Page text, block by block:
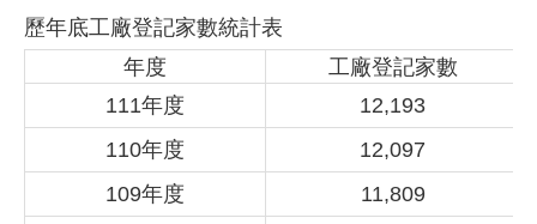
歷年底工廠登記家數統計表
年度
工廠登記家數
111年度
12,193
110年度
12,097
109年度
11,809